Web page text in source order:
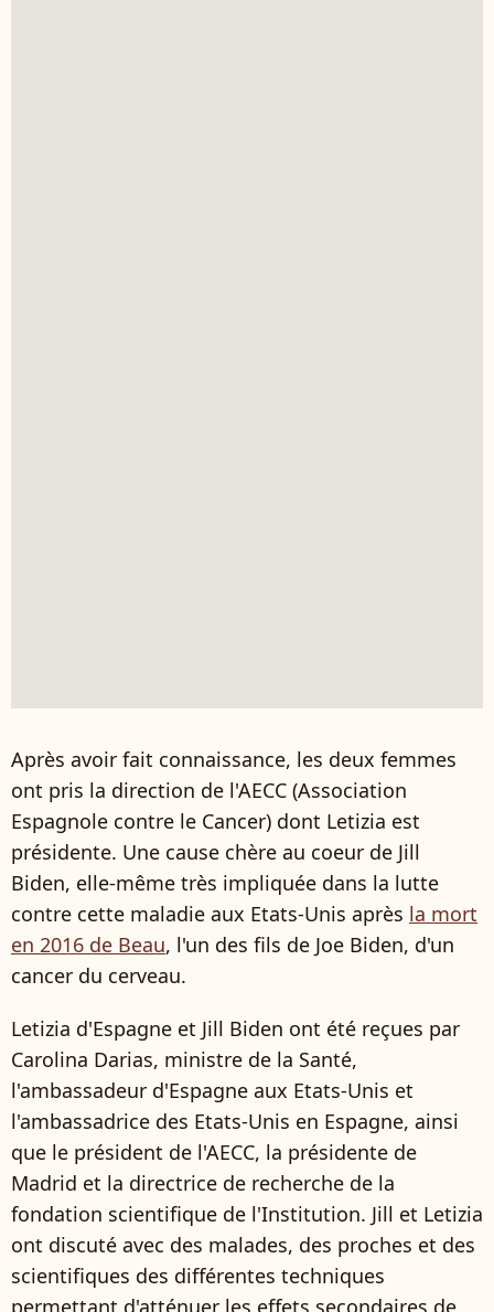
Après avoir fait connaissance, les deux femmes
ont pris la direction de l'AECC (Association
Espagnole contre le Cancer) dont Letizia est
présidente. Une cause chère au coeur de Jill
Biden, elle-même très impliquée dans la lutte
contre cette maladie aux Etats-Unis après la mort
en 2016 de Beau, l'un des fils de Joe Biden, d'un
cancer du cerveau.
Letizia d'Espagne et Jill Biden ont été reçues par
Carolina Darias, ministre de la Santé,
l'ambassadeur d'Espagne aux Etats-Unis et
l'ambassadrice des Etats-Unis en Espagne, ainsi
que le président de l'AECC, la présidente de
Madrid et la directrice de recherche de la
fondation scientifique de l'Institution. Jill et Letizia
ont discuté avec des malades, des proches et des
scientifiques des différentes techniques
permettant d'atténuer les effets secondaires de